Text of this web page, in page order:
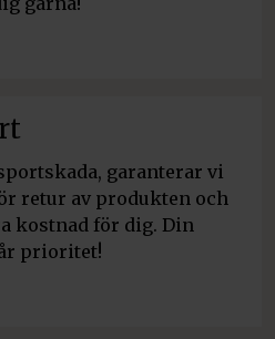
garanterar vi
retur av produkten och
kostnad för dig. Din
prioritet!